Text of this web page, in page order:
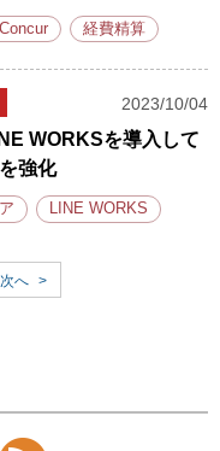
Concur 経費精算
2023/10/04
WORKSを導入して
強化
LINE WORKS
次へ >